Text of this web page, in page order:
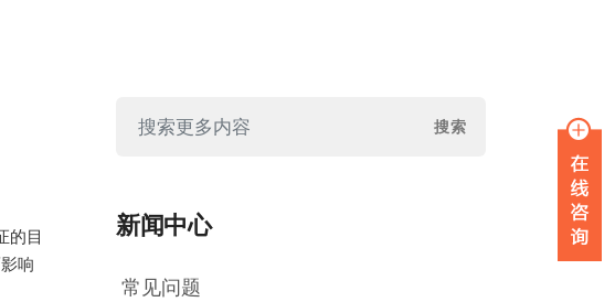
的目
响
新闻中心
常见问题